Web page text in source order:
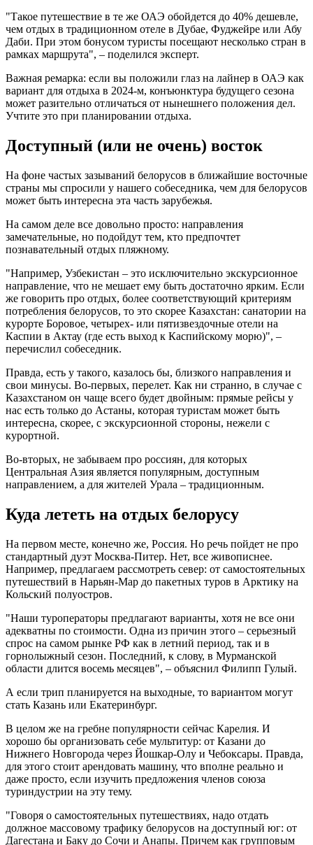
"Такое путешествие в те же ОАЭ обойдется до 40% дешевле,
чем отдых в традиционном отеле в Дубае, Фуджейре или Абу
Даби. При этом бонусом туристы посещают несколько стран в
рамках маршрута", – поделился эксперт.
Важная ремарка: если вы положили глаз на лайнер в ОАЭ как
вариант для отдыха в 2024-м, конъюнктура будущего сезона
может разительно отличаться от нынешнего положения дел.
Учтите это при планировании отдыха.
Доступный (или не очень) восток
На фоне частых зазываний белорусов в ближайшие восточные
страны мы спросили у нашего собеседника, чем для белорусов
может быть интересна эта часть зарубежья.
На самом деле все довольно просто: направления
замечательные, но подойдут тем, кто предпочтет
познавательный отдых пляжному.
"Например, Узбекистан – это исключительно экскурсионное
направление, что не мешает ему быть достаточно ярким. Если
же говорить про отдых, более соответствующий критериям
потребления белорусов, то это скорее Казахстан: санатории на
курорте Боровое, четырех- или пятизвездочные отели на
Каспии в Актау (где есть выход к Каспийскому морю)", –
перечислил собеседник.
Правда, есть у такого, казалось бы, близкого направления и
свои минусы. Во-первых, перелет. Как ни странно, в случае с
Казахстаном он чаще всего будет двойным: прямые рейсы у
нас есть только до Астаны, которая туристам может быть
интересна, скорее, с экскурсионной стороны, нежели с
курортной.
Во-вторых, не забываем про россиян, для которых
Центральная Азия является популярным, доступным
направлением, а для жителей Урала – традиционным.
Куда лететь на отдых белорусу
На первом месте, конечно же, Россия. Но речь пойдет не про
стандартный дуэт Москва-Питер. Нет, все живописнее.
Например, предлагаем рассмотреть север: от самостоятельных
путешествий в Нарьян-Мар до пакетных туров в Арктику на
Кольский полуостров.
"Наши туроператоры предлагают варианты, хотя не все они
адекватны по стоимости. Одна из причин этого – серьезный
спрос на самом рынке РФ как в летний период, так и в
горнолыжный сезон. Последний, к слову, в Мурманской
области длится восемь месяцев", – объяснил Филипп Гулый.
А если трип планируется на выходные, то вариантом могут
стать Казань или Екатеринбург.
В целом же на гребне популярности сейчас Карелия. И
хорошо бы организовать себе мультитур: от Казани до
Нижнего Новгорода через Йошкар-Олу и Чебоксары. Правда,
для этого стоит арендовать машину, что вполне реально и
даже просто, если изучить предложения членов союза
туриндустрии на эту тему.
"Говоря о самостоятельных путешествиях, надо отдать
должное массовому трафику белорусов на доступный юг: от
Дагестана и Баку до Сочи и Анапы. Причем как групповым